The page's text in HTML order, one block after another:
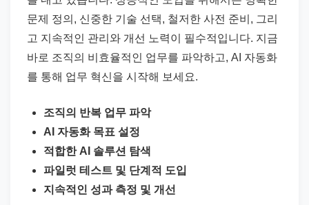
문제 정의, 신중한 기술 선택, 철저한 사전 준비, 그리
고 지속적인 관리와 개선 노력이 필수적입니다. 지금
바로 조직의 비효율적인 업무를 파악하고, AI 자동화
를 통해 업무 혁신을 시작해 보세요.
조직의 반복 업무 파악
AI 자동화 목표 설정
적합한 AI 솔루션 탐색
파일럿 테스트 및 단계적 도입
지속적인 성과 측정 및 개선